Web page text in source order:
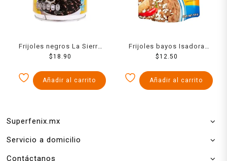
Frijoles negros La Sierra
enteros en lata 560 g
$18.90
Añadir al carrito
Frijoles bayos Isadora
refritos en bolsa 220 g
$12.50
Añadir al carrito
Superfenix.mx
Servicio a domicilio
Contáctanos